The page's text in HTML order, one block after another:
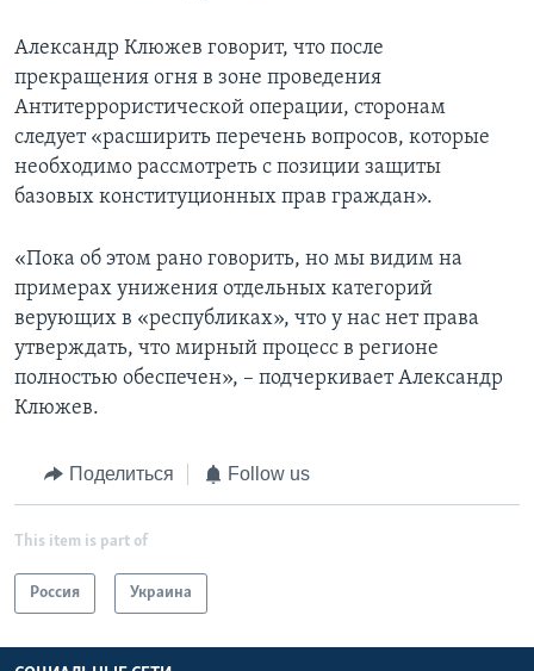
Александр Клюжев говорит, что после
прекращения огня в зоне проведения
Антитеррористической операции, сторонам
следует «расширить перечень вопросов, которые
необходимо рассмотреть с позиции защиты
базовых конституционных прав граждан».
«Пока об этом рано говорить, но мы видим на
примерах унижения отдельных категорий
верующих в «республиках», что у нас нет права
утверждать, что мирный процесс в регионе
полностью обеспечен», – подчеркивает Александр
Клюжев.
Поделиться Follow us
This item is part of
Россия Украина